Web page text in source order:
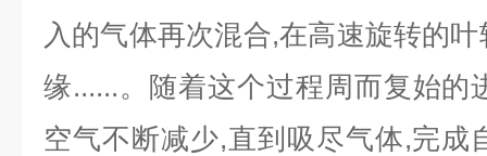
入的气体再次混合,在高速旋转的
缘......。随着这个过程周而复始的
空气不断减少,直到吸尽气体,完成